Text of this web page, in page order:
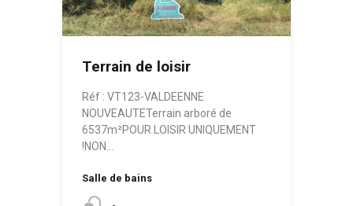
Terrain de loisir
Réf : VT123-VALDEENNE
NOUVEAUTETerrain arboré de
6537m²POUR LOISIR UNIQUEMENT
!NON…
Salle de bains